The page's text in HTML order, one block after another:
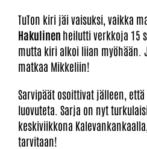
TuTon kiri jäi vaisuksi, vaikka
Hakulinen heilutti verkkoja 15
mutta kiri alkoi liian myöhään.
matkaa Mikkeliin!
Sarvipäät osoittivat jälleen,
luovuteta. Sarja on nyt
keskiviikkona
tarvitaan!